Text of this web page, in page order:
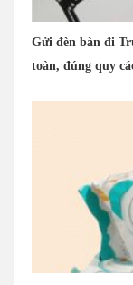
Gửi đèn bàn đi
toàn, đúng quy